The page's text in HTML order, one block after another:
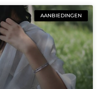
AANBIEDINGEN